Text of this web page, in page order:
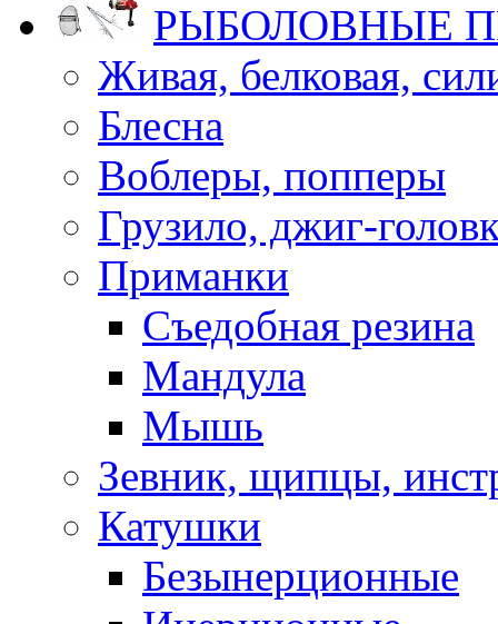
РЫБОЛОВНЫЕ
Живая, белковая,
Блесна
Воблеры, попперы
Грузило, джиг-
Приманки
Съедобная резина
Мандула
Мышь
Зевник, щипцы,
Катушки
Безынерционные